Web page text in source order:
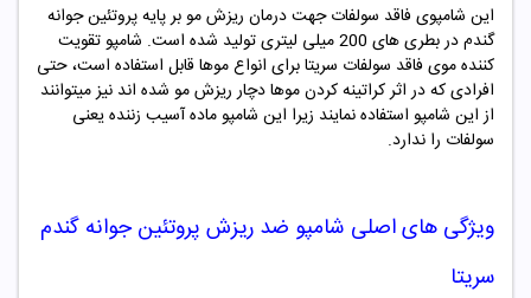
این شامپوی فاقد سولفات جهت درمان ریزش مو بر پایه پروتئین جوانه
گندم در بطری های 200 میلی لیتری تولید شده است. شامپو تقویت
کننده موی فاقد سولفات سریتا برای انواع موها قابل استفاده است، حتی
افرادی که در اثر کراتینه کردن موها دچار ریزش مو شده اند نیز میتوانند
از این شامپو استفاده نمایند زیرا این شامپو ماده آسیب زننده یعنی
سولفات را ندارد.
ویژگی های اصلی شامپو ضد ریزش پروتئین جوانه گندم
سریتا